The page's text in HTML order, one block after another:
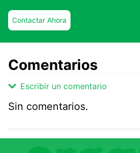
Contactar Ahora
Comentarios
Escribir un comentario
Comentario
Sin comentarios.